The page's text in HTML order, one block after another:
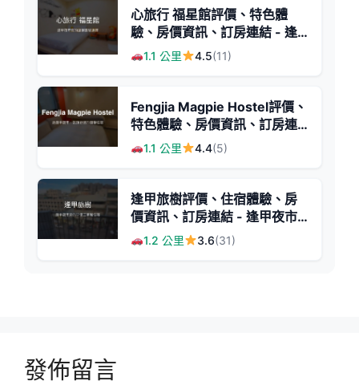
心旅行 福星館評價、特色體
驗、房價資訊、訂房連結 - 逢
甲夜市便利住宿
1.1 公里 4.5(11)
Fengjia Magpie Hostel評價、
特色體驗、房價資訊、訂房連
結 - 逢甲夜市便利住宿
1.1 公里 4.4(5)
逢甲旅樹評價、住宿體驗、房
價資訊、訂房連結 - 逢甲夜市
便利住宿
1.2 公里 3.6(31)
發佈留言